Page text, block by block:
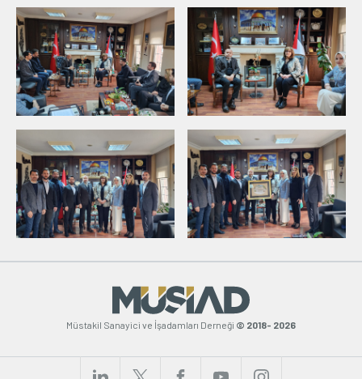
Müstakil Sanayici ve İşadamları Derneği © 2018- 2026